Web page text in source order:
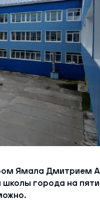
Ямала Дмитрием
города на